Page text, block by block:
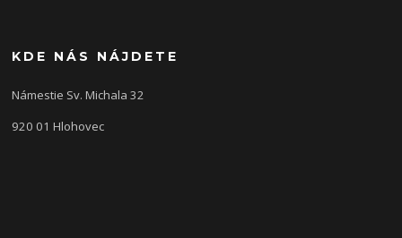
KDE NÁS NÁJDETE
Námestie Sv. Michala 32
920 01 Hlohovec